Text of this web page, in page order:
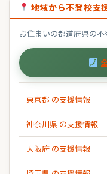
地域から不登校支
お住まいの都道府県の
東京都 の支援情報
神奈川県 の支援情報
大阪府 の支援情報